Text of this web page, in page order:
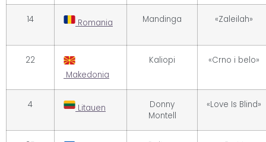
14 Romania Mandinga «Zaleilah»
22
Makedonia
Kaliopi «Crno i belo»
4 Litauen
Donny
Montell
«Love Is Blind»